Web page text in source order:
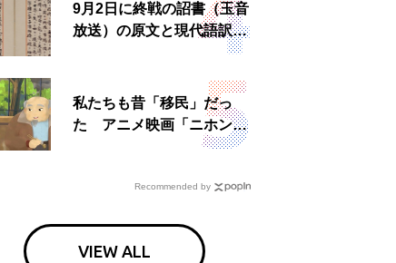
9月2日に終戦の詔書（玉音
放送）の原文と現代語訳を
読む もう一つの「終戦の
私たちも昔「移民」だっ
た アニメ映画「ニホンジ
Recommended by
VIEW ALL